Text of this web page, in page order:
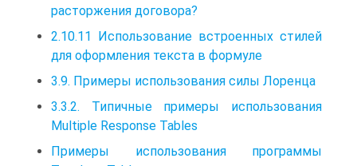
расторжения договора?
2.10.11 Использование встроенных стилей
для оформления текста в формуле
3.9. Примеры использования силы Лоренца
3.3.2. Типичные примеры использования
Multiple Response Tables
Примеры использования программы